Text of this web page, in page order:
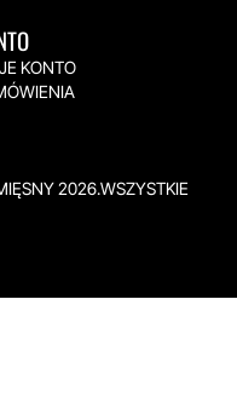
KONTO
2026.WSZYSTKIE